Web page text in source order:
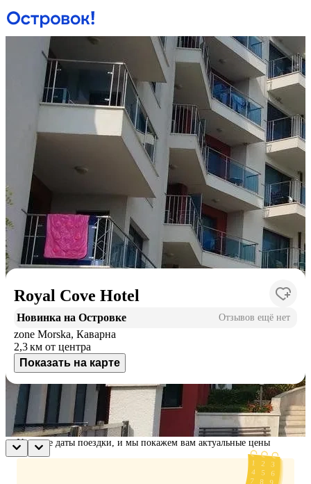
Royal Cove Hotel
Новинка на Островке Отзывов ещё нет
zone Morska, Каварна
2,3 км от центра
Показать на карте
Доступные номера
Укажите даты поездки, и мы покажем вам актуальные цены